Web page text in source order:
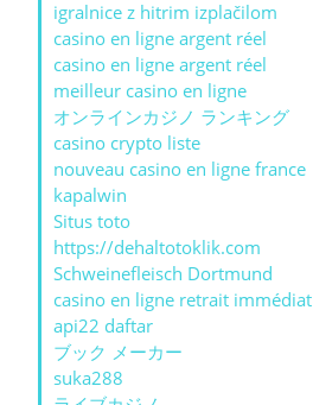
igralnice z hitrim izplačilom
casino en ligne argent réel
casino en ligne argent réel
meilleur casino en ligne
オンラインカジノ ランキング
casino crypto liste
nouveau casino en ligne france
kapalwin
Situs toto
https://dehaltotoklik.com
Schweinefleisch Dortmund
casino en ligne retrait immédiat
api22 daftar
ブック メーカー
suka288